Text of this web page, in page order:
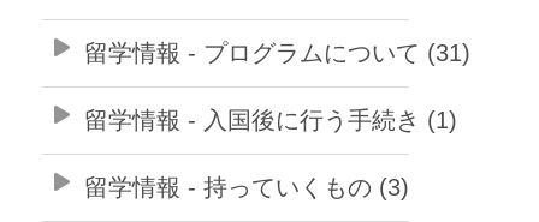
留学情報 - プログラムについて (31)
留学情報 - 入国後に行う手続き (1)
留学情報 - 持っていくもの (3)